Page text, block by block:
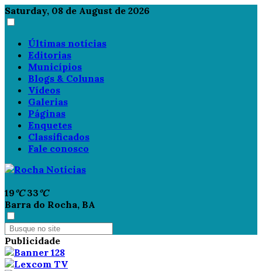
Saturday, 08 de August de 2026
Últimas notícias
Editorias
Municípios
Blogs & Colunas
Vídeos
Galerias
Páginas
Enquetes
Classificados
Fale conosco
19°C 33°C
Barra do Rocha, BA
Publicidade